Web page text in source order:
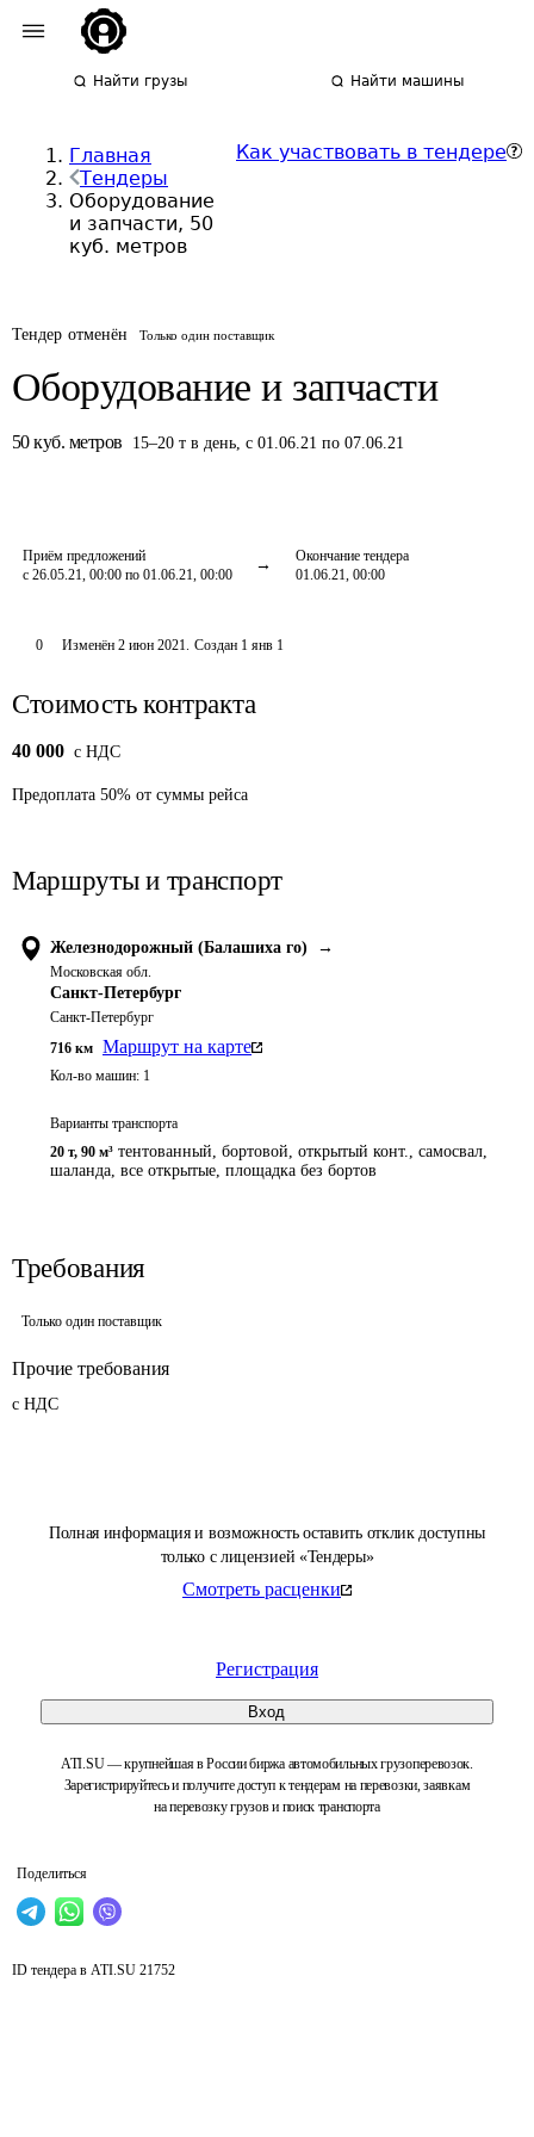
Найти грузы Найти машины
Главная
Тендеры
Оборудование
и запчасти, 50
куб. метров
Как участвовать в тендере
Тендер отменён Только один поставщик
Оборудование и запчасти
50 куб. метров 15–20 т в день, с 01.06.21 по 07.06.21
Приём предложений
с 26.05.21, 00:00 по 01.06.21, 00:00
Окончание тендера
01.06.21, 00:00
Полная информация и возможность оставить отклик доступны
только с лицензией «Тендеры»
Смотреть расценки
Регистрация
Вход
ATI.SU — крупнейшая в России биржа автомобильных грузоперевозок.
Зарегистрируйтесь и получите доступ к тендерам на перевозки, заявкам
на перевозку грузов и поиск транспорта
Поделиться
0 Изменён 2 июн 2021. Создан 1 янв 1
Стоимость контракта
40 000 c НДС
Предоплата 50% от суммы рейса
Маршруты и транспорт
Железнодорожный (Балашиха го) →
Московская обл.
Санкт-Петербург
Санкт-Петербург
716 км Маршрут на карте
Кол-во машин: 1
Варианты транспорта
20 т, 90 м³ тентованный, бортовой, открытый конт., самосвал,
шаланда, все открытые, площадка без бортов
Требования
Только один поставщик
Прочие требования
с НДС
ID тендера в ATI.SU 21752